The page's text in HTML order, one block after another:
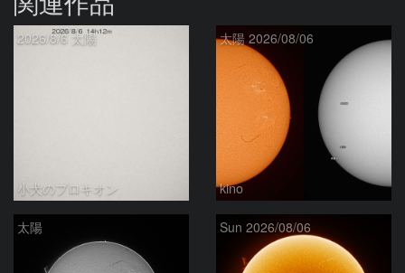
2026/8/6 太陽
小犬のプロキオン
太陽 2026/08/06
kino
太陽 Sun 2026/08/06